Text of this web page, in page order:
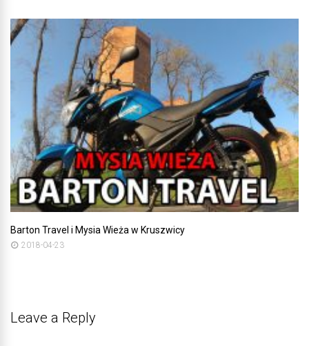
Barton Travel i Mysia Wieża w Kruszwicy
2018-04-23
Leave a Reply